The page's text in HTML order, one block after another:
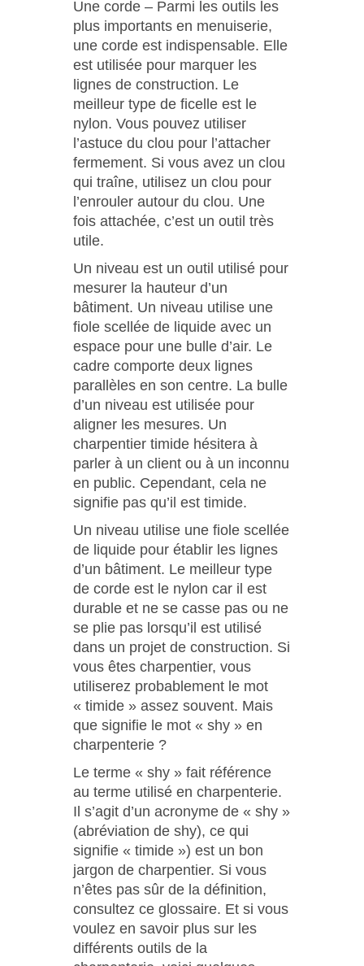
Une corde – Parmi les outils les
plus importants en menuiserie,
une corde est indispensable. Elle
est utilisée pour marquer les
lignes de construction. Le
meilleur type de ficelle est le
nylon. Vous pouvez utiliser
l’astuce du clou pour l’attacher
fermement. Si vous avez un clou
qui traîne, utilisez un clou pour
l’enrouler autour du clou. Une
fois attachée, c’est un outil très
utile.
Un niveau est un outil utilisé pour
mesurer la hauteur d’un
bâtiment. Un niveau utilise une
fiole scellée de liquide avec un
espace pour une bulle d’air. Le
cadre comporte deux lignes
parallèles en son centre. La bulle
d’un niveau est utilisée pour
aligner les mesures. Un
charpentier timide hésitera à
parler à un client ou à un inconnu
en public. Cependant, cela ne
signifie pas qu’il est timide.
Un niveau utilise une fiole scellée
de liquide pour établir les lignes
d’un bâtiment. Le meilleur type
de corde est le nylon car il est
durable et ne se casse pas ou ne
se plie pas lorsqu’il est utilisé
dans un projet de construction. Si
vous êtes charpentier, vous
utiliserez probablement le mot
« timide » assez souvent. Mais
que signifie le mot « shy » en
charpenterie ?
Le terme « shy » fait référence
au terme utilisé en charpenterie.
Il s’agit d’un acronyme de « shy »
(abréviation de shy), ce qui
signifie « timide ») est un bon
jargon de charpentier. Si vous
n’êtes pas sûr de la définition,
consultez ce glossaire. Et si vous
voulez en savoir plus sur les
différents outils de la